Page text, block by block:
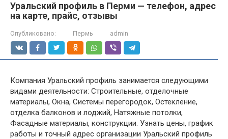
Уральский профиль в Перми — телефон, адрес
на карте, прайс, отзывы
Опубликовано: Пермь admin
Компания Уральский профиль занимается следующими
видами деятельности: Строительные, отделочные
материалы, Окна, Системы перегородок, Остекление,
отделка балконов и лоджий, Натяжные потолки,
Фасадные материалы, конструкции. Узнать цены, график
работы и точный адрес организации Уральский профиль